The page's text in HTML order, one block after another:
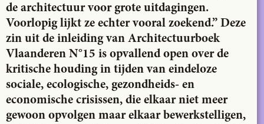
de architectuur voor grote uitdagingen.
Voorlopig lijkt ze echter vooral zoekend.” Deze
zin uit de inleiding van Architectuurboek
Vlaanderen N°15 is opvallend open over de
kritische houding in tijden van eindeloze
sociale, ecologische, gezondheids- en
economische crisissen, die elkaar niet meer
gewoon opvolgen maar elkaar bewerkstelligen,